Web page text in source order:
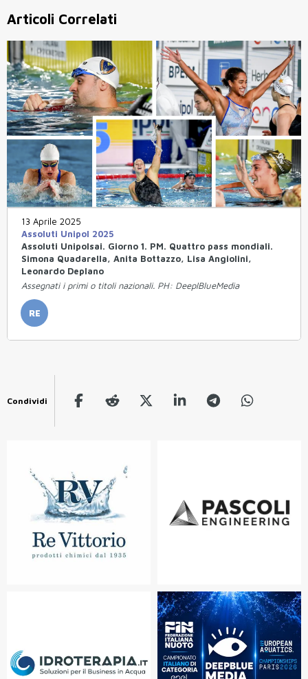
Articoli Correlati
13 Aprile 2025
Assoluti Unipol 2025
Assoluti Unipolsai. Giorno 1. PM. Quattro pass mondiali.
Simona Quadarella, Anita Bottazzo, Lisa Angiolini,
Leonardo Deplano
Assegnati i primi o titoli nazionali. PH: DeeplBlueMedia
RE
Condividi